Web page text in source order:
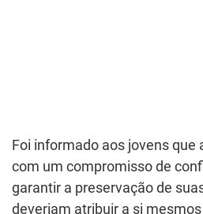
Foi informado aos jovens que
com um compromisso de
garantir a preservação de
deveriam atribuir a si